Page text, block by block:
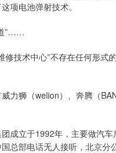
项电池弹射技术。
”……
技术中心”不存在任何形式
力狮（welion）、奔腾（
成立于1992年，主要做汽车
总部电话无人接听，北京分